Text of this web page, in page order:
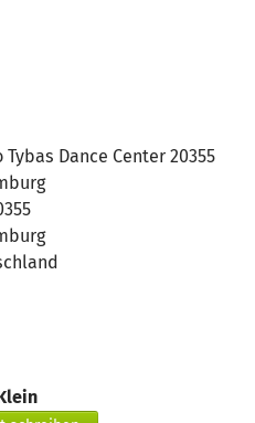
Dance Center 20355